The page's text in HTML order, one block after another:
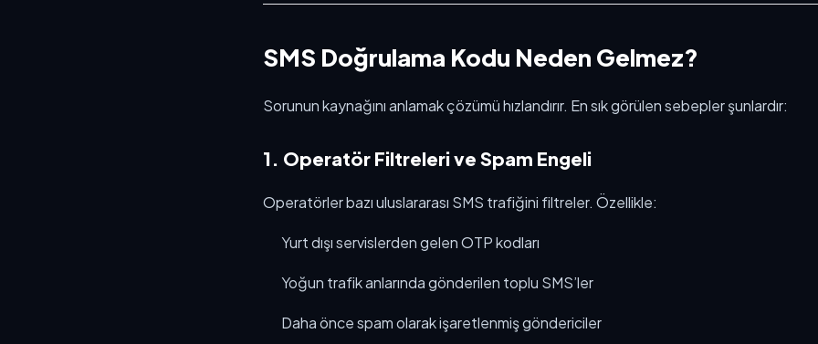
SMS Doğrulama Kodu Neden Gelmez?
Sorunun kaynağını anlamak çözümü hızlandırır. En sık görülen sebepler şunlardır:
1. Operatör Filtreleri ve Spam Engeli
Operatörler bazı uluslararası SMS trafiğini filtreler. Özellikle:
Yurt dışı servislerden gelen OTP kodları
Yoğun trafik anlarında gönderilen toplu SMS’ler
Daha önce spam olarak işaretlenmiş göndericiler